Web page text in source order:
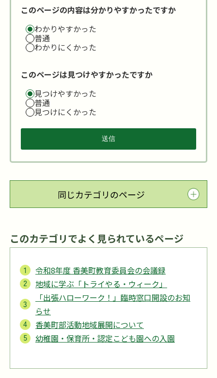
このページの内容は分かりやすかったですか
わかりやすかった
普通
わかりにくかった
このページは見つけやすかったですか
見つけやすかった
普通
見つけにくかった
同じカテゴリのページ
このカテゴリでよく見られているページ
令和8年度 香美町教育委員会の会議録
地域に学ぶ「トライやる・ウィーク」
「出張ハローワーク！」臨時窓口開設のお知
らせ
香美町部活動地域展開について
幼稚園・保育所・認定こども園への入園